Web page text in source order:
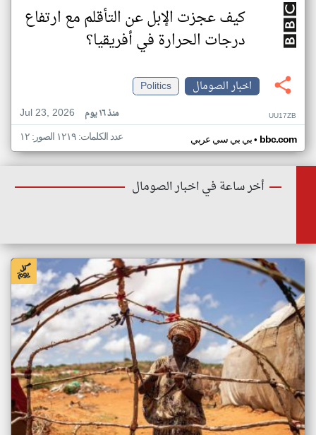
كيف عجزت الإبل عن التأقلم مع ارتفاع
درجات الحرارة في أفريقيا؟
اخبار الصومال
Politics
Jul 23, 2026
منذ ١٦ يوم UU17ZB
بي بي سي عربي• bbc.com عدد الكلمات: ١٢١٩ الصور: ١٢
أخر ساعة في اخبار الصومال